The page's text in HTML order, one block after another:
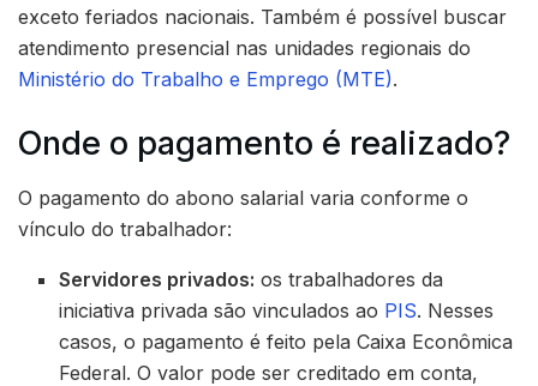
exceto feriados nacionais. Também é possível buscar
atendimento presencial nas unidades regionais do
Ministério do Trabalho e Emprego (MTE).
Onde o pagamento é realizado?
O pagamento do abono salarial varia conforme o
vínculo do trabalhador:
Servidores privados: os trabalhadores da
iniciativa privada são vinculados ao PIS. Nesses
casos, o pagamento é feito pela Caixa Econômica
Federal. O valor pode ser creditado em conta,